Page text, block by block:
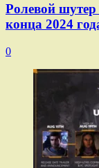
Ролевой
конца 2024
0